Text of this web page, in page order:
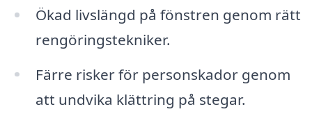
Ökad livslängd på fönstren genom rätt
rengöringstekniker.
Färre risker för personskador genom
att undvika klättring på stegar.